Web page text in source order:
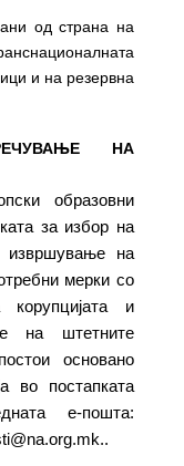
од страна на
и на резервна
НА
образовни
за избор на
на
мерки со
и
на штетните
основано
во постапката
е-пошта:
..